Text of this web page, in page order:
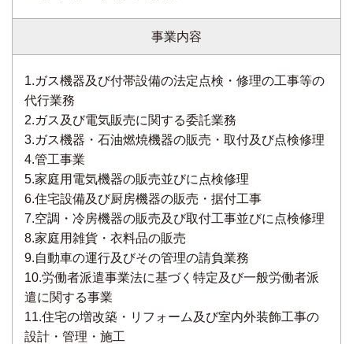
事業内容
1.ガス機器及び付帯設備の法定点検・修理の工事等の
代行業務
2.ガス及び電気販売に関する委託業務
3.ガス機器・石油燃焼機器の販売・取付及び点検修理
4.管工事業
5.家庭用電気機器の販売並びに点検修理
6.住宅設備及び厨房機器の販売・据付工事
7.空調・冷房機器の販売及び取付工事並びに点検修理
8.家庭用雑貨・衣料品の販売
9.自動車の運行及びその管理の請負業務
10.労働者派遣事業法に基づく特定及び一般労働者派
遣に関する事業
11.住宅の増改築・リフォーム及び室内外装飾工事の
設計・管理・施工